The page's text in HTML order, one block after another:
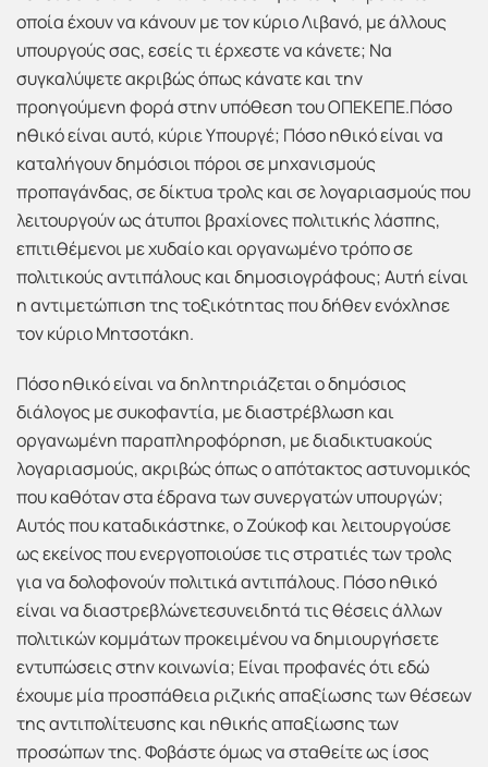
οποία έχουν να κάνουν με τον κύριο Λιβανό, με άλλους
υπουργούς σας, εσείς τι έρχεστε να κάνετε; Να
συγκαλύψετε ακριβώς όπως κάνατε και την
προηγούμενη φορά στην υπόθεση του ΟΠΕΚΕΠΕ.Πόσο
ηθικό είναι αυτό, κύριε Υπουργέ; Πόσο ηθικό είναι να
καταλήγουν δημόσιοι πόροι σε μηχανισμούς
προπαγάνδας, σε δίκτυα τρολς και σε λογαριασμούς που
λειτουργούν ως άτυποι βραχίονες πολιτικής λάσπης,
επιτιθέμενοι με χυδαίο και οργανωμένο τρόπο σε
πολιτικούς αντιπάλους και δημοσιογράφους; Αυτή είναι
η αντιμετώπιση της τοξικότητας που δήθεν ενόχλησε
τον κύριο Μητσοτάκη.
Πόσο ηθικό είναι να δηλητηριάζεται ο δημόσιος
διάλογος με συκοφαντία, με διαστρέβλωση και
οργανωμένη παραπληροφόρηση, με διαδικτυακούς
λογαριασμούς, ακριβώς όπως ο απότακτος αστυνομικός
που καθόταν στα έδρανα των συνεργατών υπουργών;
Αυτός που καταδικάστηκε, ο Ζούκοφ και λειτουργούσε
ως εκείνος που ενεργοποιούσε τις στρατιές των τρολς
για να δολοφονούν πολιτικά αντιπάλους. Πόσο ηθικό
είναι να διαστρεβλώνετεσυνειδητά τις θέσεις άλλων
πολιτικών κομμάτων προκειμένου να δημιουργήσετε
εντυπώσεις στην κοινωνία; Είναι προφανές ότι εδώ
έχουμε μία προσπάθεια ριζικής απαξίωσης των θέσεων
της αντιπολίτευσης και ηθικής απαξίωσης των
προσώπων της. Φοβάστε όμως να σταθείτε ως ίσος